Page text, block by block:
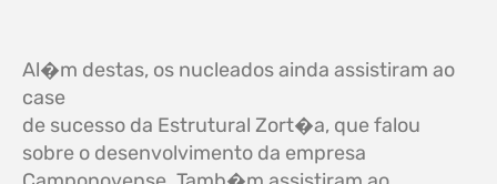
Al�m destas, os nucleados ainda assistiram ao
case
de sucesso da Estrutural Zort�a, que falou
sobre o desenvolvimento da empresa